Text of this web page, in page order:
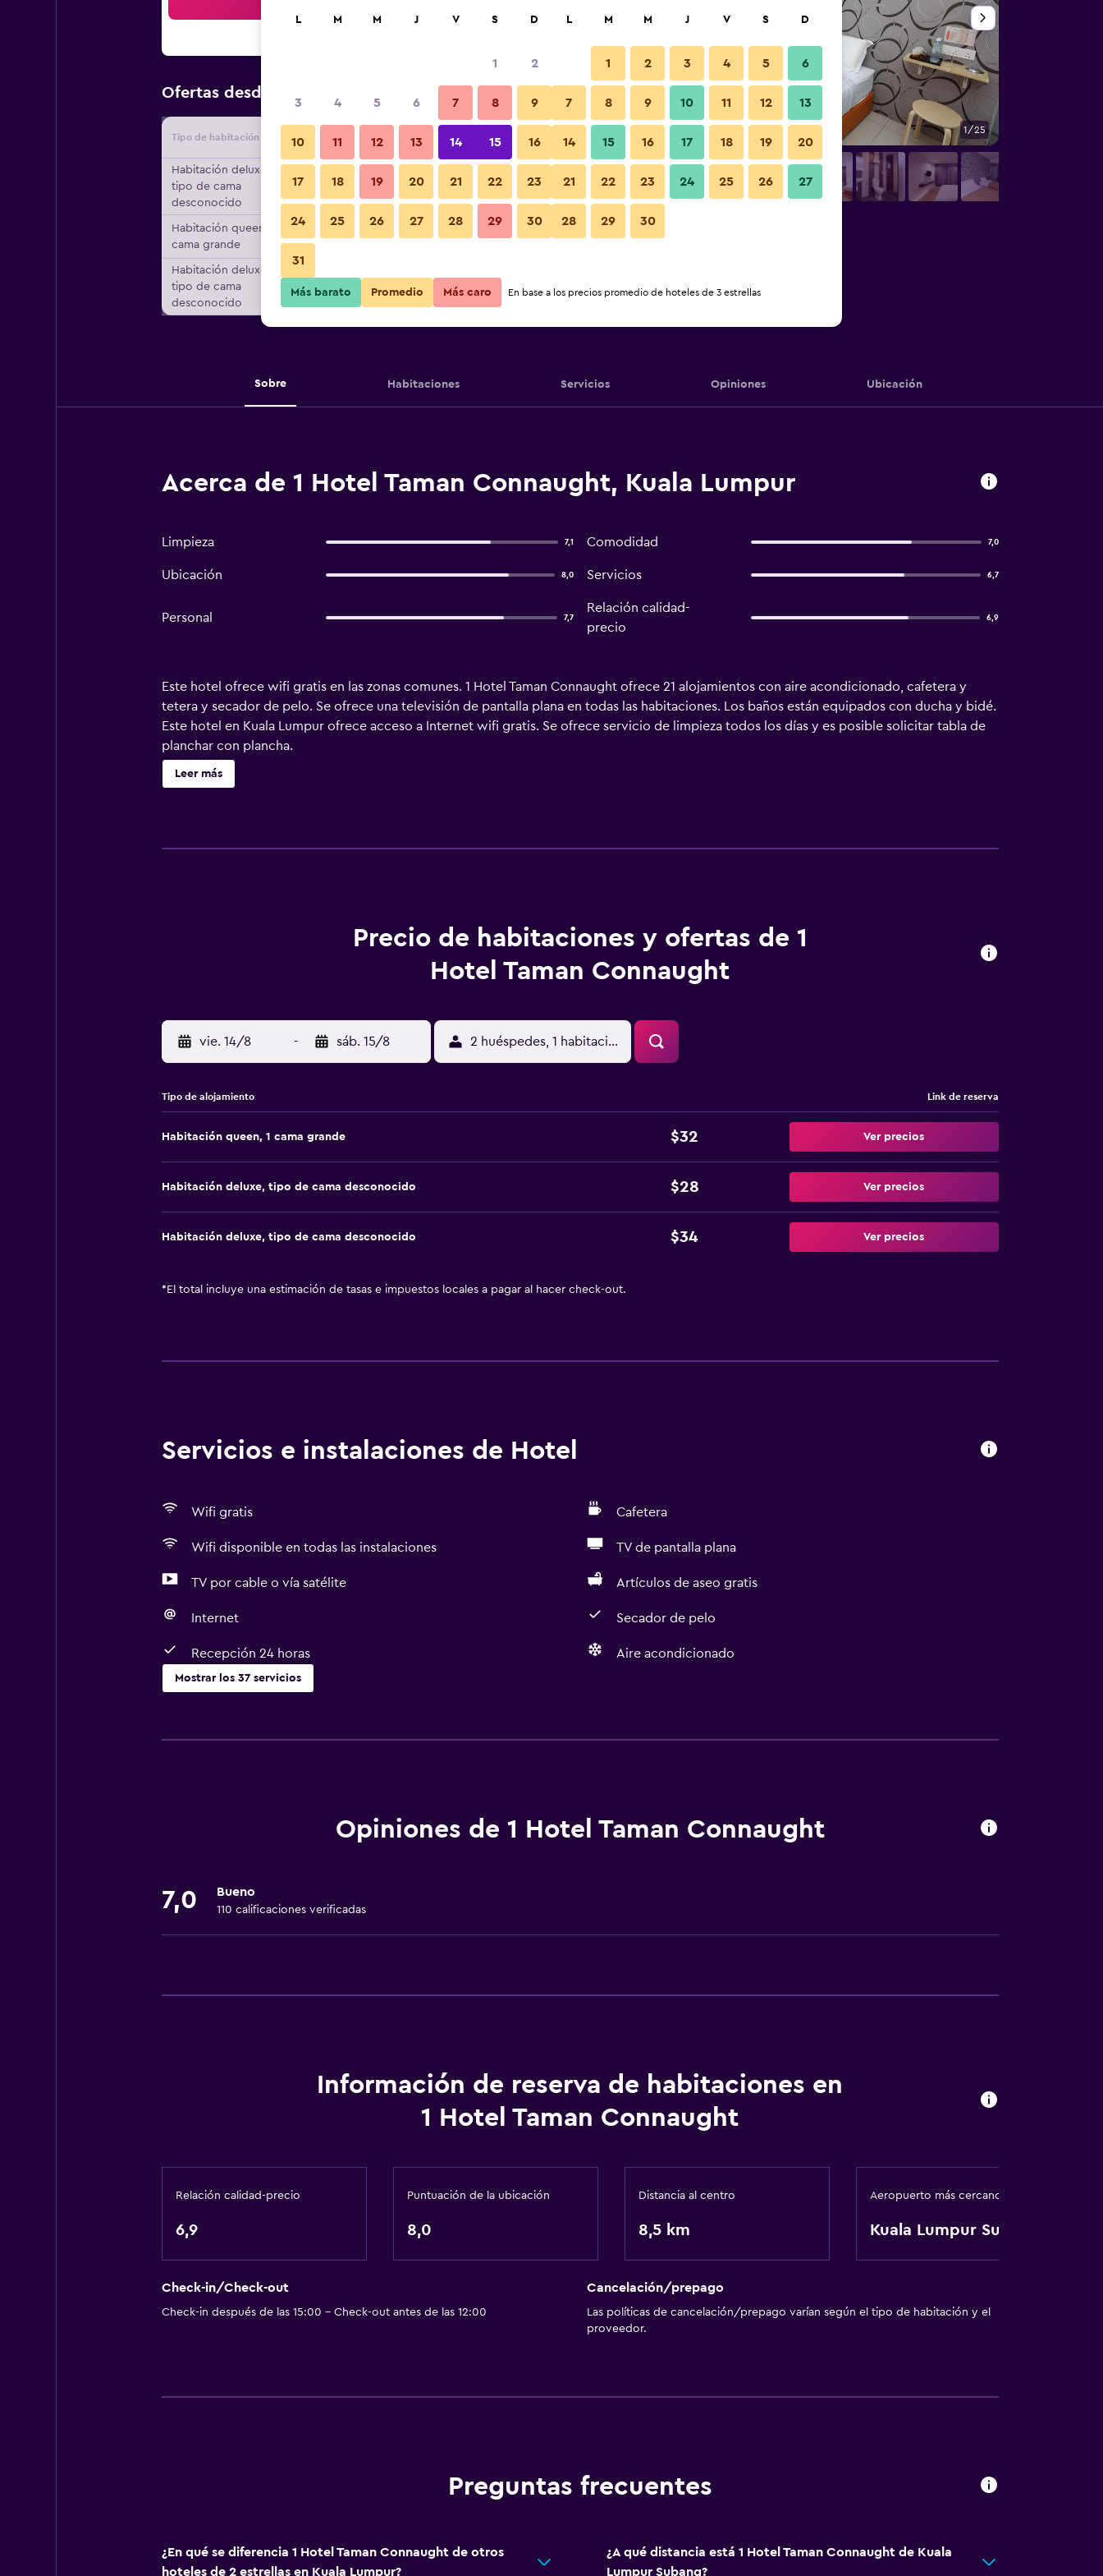
Ofertas desde Oferta más barata de precio por noche
Tipo de habitación Proveedor Total noche
Habitación deluxe,
tipo de cama
desconocido
$28 Ver oferta
Habitación queen, 1
cama grande
$32 Ver oferta
Habitación deluxe,
tipo de cama
desconocido
$34 Ver oferta
Otros 1/25
Fotos
Sobre Habitaciones Servicios Opiniones Ubicación
Acerca de 1 Hotel Taman Connaught, Kuala Lumpur
Limpieza 7,1 Comodidad 7,0
Ubicación 8,0 Servicios 6,7
Personal 7,7
Relación calidad-
precio
6,9
Este hotel ofrece wifi gratis en las zonas comunes. 1 Hotel Taman Connaught ofrece 21 alojamientos con aire acondicionado, cafetera y
tetera y secador de pelo. Se ofrece una televisión de pantalla plana en todas las habitaciones. Los baños están equipados con ducha y bidé.
Este hotel en Kuala Lumpur ofrece acceso a Internet wifi gratis. Se ofrece servicio de limpieza todos los días y es posible solicitar tabla de
planchar con plancha.
Leer más
Precio de habitaciones y ofertas de 1
Hotel Taman Connaught
vie. 14/8 - sáb. 15/8 2 huéspedes, 1 habitación
Tipo de alojamiento Link de reserva
Habitación queen, 1 cama grande $32 Ver precios
Habitación deluxe, tipo de cama desconocido $28 Ver precios
Habitación deluxe, tipo de cama desconocido $34 Ver precios
* El total incluye una estimación de tasas e impuestos locales a pagar al hacer check-out.
Servicios e instalaciones de Hotel
Wifi gratis Cafetera
Wifi disponible en todas las instalaciones TV de pantalla plana
TV por cable o vía satélite Artículos de aseo gratis
Internet Secador de pelo
Recepción 24 horas Aire acondicionado
Mostrar los 37 servicios
Wifi gratis
Aire acondicionado
Bidé
Papel higiénico
Seguridad las 24 horas
Cámaras CCTV en zonas comunes
Servicios y facilidades
Recepción 24 horas
Acceso con tarjeta
Sistema de entretenimiento
TV de pantalla plana
Escritorio
Opiniones de 1 Hotel Taman Connaught
7,0 Bueno
110 calificaciones verificadas
Información de reserva de habitaciones en
1 Hotel Taman Connaught
Relación calidad-precio
6,9
Puntuación de la ubicación
8,0
Distancia al centro
8,5 km
Aeropuerto más cercano
Kuala Lumpur Subang
Check-in/Check-out
Check-in después de las 15:00 - Check-out antes de las 12:00
Cancelación/prepago
Las políticas de cancelación/prepago varían según el tipo de habitación y el
proveedor.
Preguntas frecuentes
¿En qué se diferencia 1 Hotel Taman Connaught de otros
hoteles de 2 estrellas en Kuala Lumpur?
¿A qué distancia está 1 Hotel Taman Connaught de Kuala
Lumpur Subang?
L M M J V S D
1 2
3 4 5 6 7 8 9
10 11 12 13 14 15 16
17 18 19 20 21 22 23
24 25 26 27 28 29 30
31
L M M J V S D
1 2 3 4 5 6
7 8 9 10 11 12 13
14 15 16 17 18 19 20
21 22 23 24 25 26 27
28 29 30
Más barato Promedio Más caro En base a los precios promedio de hoteles de 3 estrellas